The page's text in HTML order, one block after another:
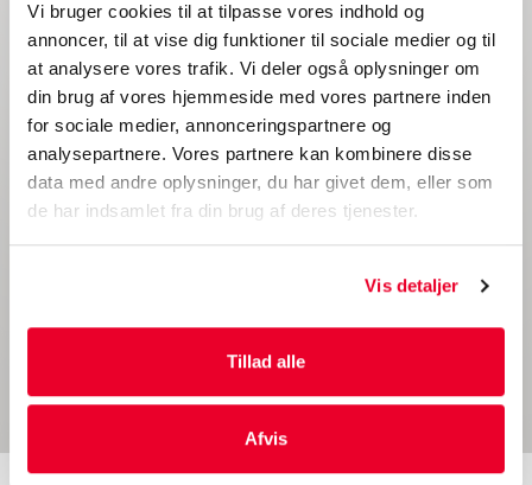
Vi bruger cookies til at tilpasse vores indhold og
annoncer, til at vise dig funktioner til sociale medier og til
at analysere vores trafik. Vi deler også oplysninger om
din brug af vores hjemmeside med vores partnere inden
for sociale medier, annonceringspartnere og
analysepartnere. Vores partnere kan kombinere disse
data med andre oplysninger, du har givet dem, eller som
de har indsamlet fra din brug af deres tjenester.
Vis detaljer
Tillad alle
Afvis
Bliv informeret
Vil du også holdes orienteret om de seneste udviklinger af
vores emballage og tjenester, kampagner og andre
interessante fakta?
Tilmeld dig derefter vores nyhedsbrev ved at udfylde din
e-mail nedenfor.